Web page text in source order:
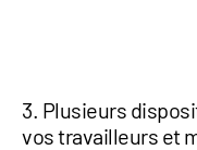
3. Plusieurs
vos travailleurs et